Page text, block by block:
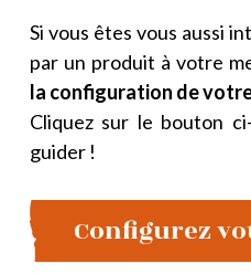
Si vous êtes vous aussi
par un produit à votre
la configuration de
Cliquez sur le bouton
guider !
Configurez